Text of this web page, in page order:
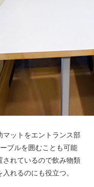
ットをエントランス部
ブルを囲むことも可能
れているので飲み物類
れるのにも役立つ。